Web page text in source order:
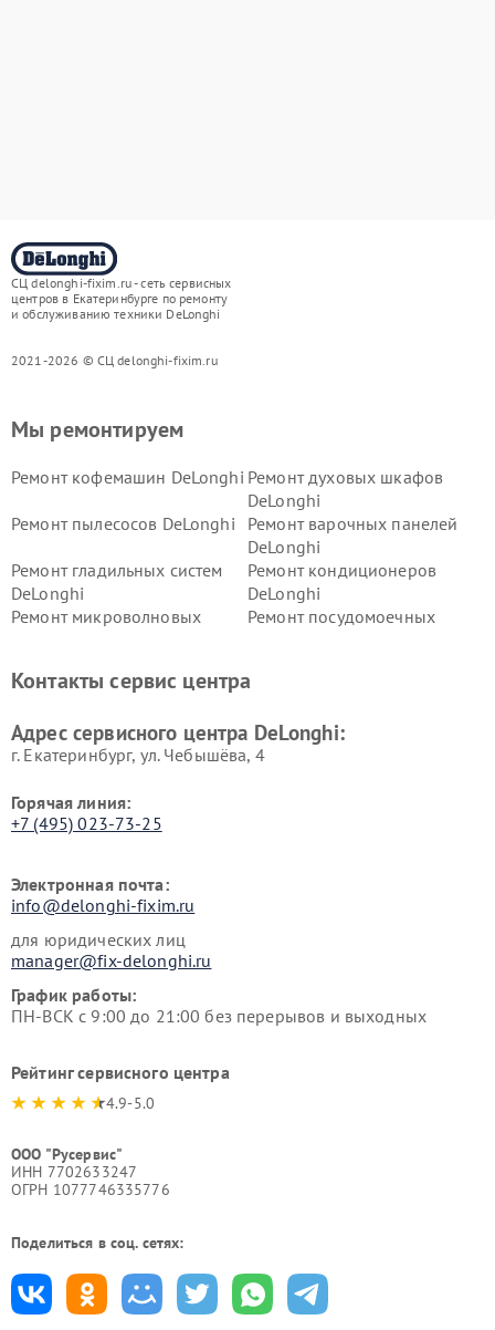
СЦ delonghi-fixim.ru - сеть сервисных
центров в Екатеринбурге по ремонту
и обслуживанию техники DeLonghi
2021-2026 © СЦ delonghi-fixim.ru
Мы ремонтируем
Ремонт кофемашин DeLonghi Ремонт духовых шкафов
DeLonghi
Ремонт пылесосов DeLonghi
Ремонт варочных панелей
DeLonghi
Ремонт гладильных систем
DeLonghi
Ремонт кондиционеров
DeLonghi
Ремонт микроволновых
Ремонт посудомоечных
DeLonghi
DeLonghi
Контакты сервис центра
Адрес сервисного центра DeLonghi:
г. Екатеринбург, ул. Чебышёва, 4
Горячая линия:
+7 (495) 023-73-25
Электронная почта:
info@delonghi-fixim.ru
для юридических лиц
manager@fix-delonghi.ru
График работы:
ПН-ВСК с 9:00 до 21:00 без перерывов и выходных
Рейтинг сервисного центра
4.9-5.0
ООО "Русервис"
ИНН 7702633247
ОГРН 1077746335776
Поделиться в соц. сетях: